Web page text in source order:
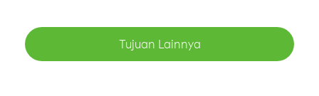
Tujuan Lainnya